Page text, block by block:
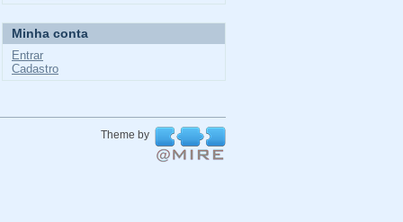
Minha conta
Entrar
Cadastro
Theme by